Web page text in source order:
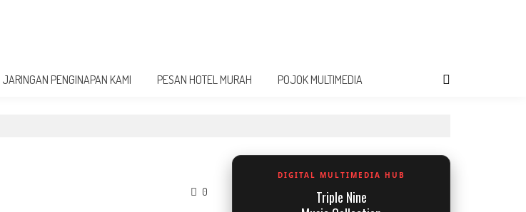
JARINGAN PENGINAPAN KAMI PESAN HOTEL MURAH POJOK MULTIMEDIA
0
DIGITAL MULTIMEDIA HUB
Triple Nine